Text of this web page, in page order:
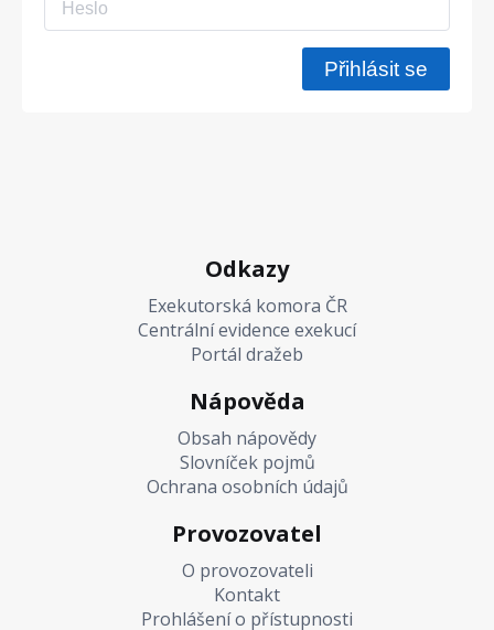
Odkazy
Exekutorská komora ČR
Centrální evidence exekucí
Portál dražeb
Nápověda
Obsah nápovědy
Slovníček pojmů
Ochrana osobních údajů
Provozovatel
O provozovateli
Kontakt
Prohlášení o přístupnosti